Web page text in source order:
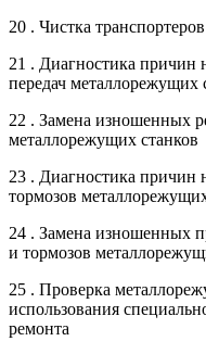
20 . Чистка
21 . Диагностика причин
передач металлорежущих
22 . Замена изношенных
металлорежущих станков
23 . Диагностика причин
тормозов
24 . Замена изношенных
и тормозов
25 . Проверка
использования
ремонта